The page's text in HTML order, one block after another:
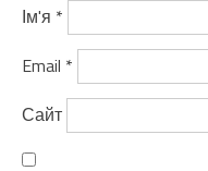
Ім'я *
Email *
Сайт